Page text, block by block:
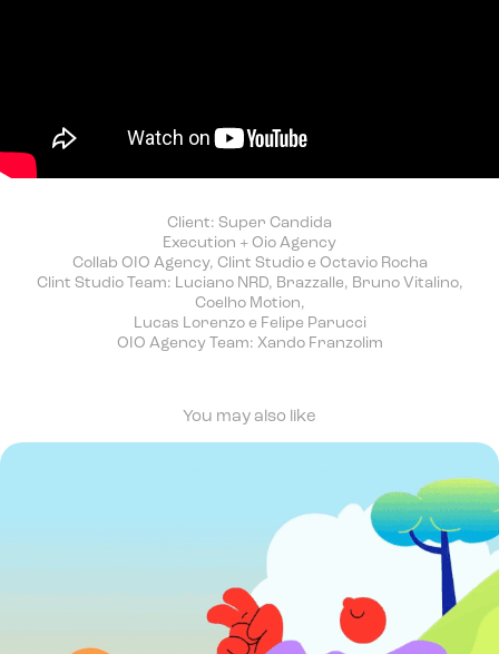
Client: Super Candida
Execution + Oio Agency
Collab OIO Agency, Clint Studio e Octavio Rocha
Clint Studio Team: Luciano NRD, Brazzalle, Bruno Vitalino,
Coelho Motion,
Lucas Lorenzo e Felipe Parucci
OIO Agency Team: Xando Franzolim
You may also like